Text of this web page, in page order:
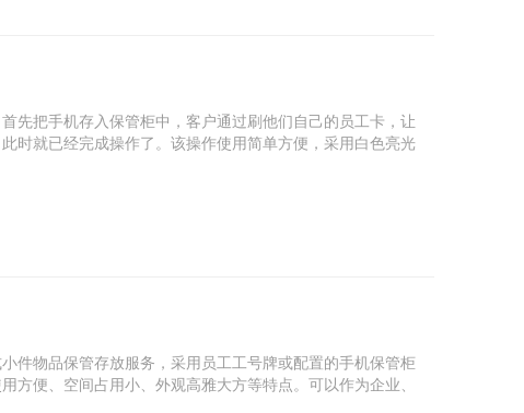
先把手机存入保管柜中，客户通过刷他们自己的员工卡，让
时就已经完成操作了。该操作使用简单方便，采用白色亮光
件物品保管存放服务，采用员工工号牌或配置的手机保管柜
方便、空间占用小、外观高雅大方等特点。可以作为企业、